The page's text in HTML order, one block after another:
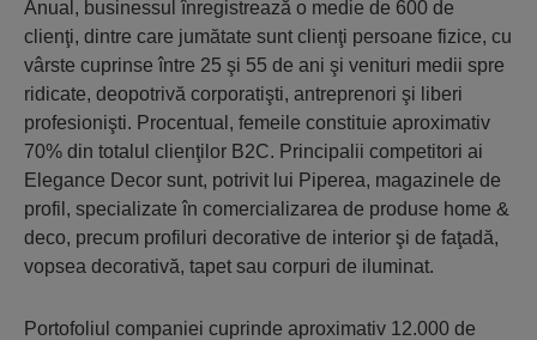
Anual, businessul înregistrează o medie de 600 de
clienţi, dintre care jumătate sunt clienţi persoane fizice, cu
vârste cuprinse între 25 şi 55 de ani şi venituri medii spre
ridicate, deopotrivă corporatişti, antreprenori şi liberi
profesionişti. Procentual, femeile constituie aproximativ
70% din totalul clienţilor B2C. Principalii competitori ai
Elegance Decor sunt, potrivit lui Piperea, magazinele de
profil, specializate în comercializarea de produse home &
deco, precum profiluri decorative de interior şi de faţadă,
vopsea decorativă, tapet sau corpuri de iluminat.
Portofoliul companiei cuprinde aproximativ 12.000 de